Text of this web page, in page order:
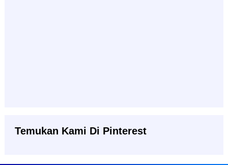
Temukan Kami Di Pinterest